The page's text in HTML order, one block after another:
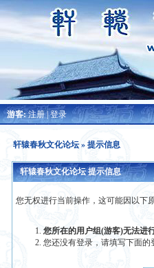
游客:注册|登录
轩辕春秋文化论坛» 提示信息
轩辕春秋文化论坛 提示信息
您无权进行当前操作，这可能因以下
您所在的用户组(游客)无法进
您还没有登录，请填写下面的